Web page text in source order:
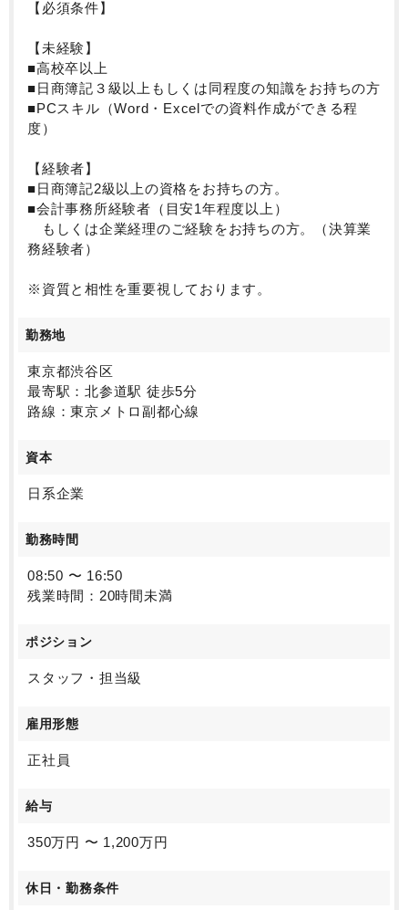
【必須条件】
【未経験】
■高校卒以上
■日商簿記３級以上もしくは同程度の知識をお持ちの方
■PCスキル（Word・Excelでの資料作成ができる程
度）
【経験者】
■日商簿記2級以上の資格をお持ちの方。
■会計事務所経験者（目安1年程度以上）
もしくは企業経理のご経験をお持ちの方。（決算業
務経験者）
※資質と相性を重要視しております。
勤務地
東京都渋谷区
最寄駅：北参道駅 徒歩5分
路線：東京メトロ副都心線
資本
日系企業
勤務時間
08:50 〜 16:50
残業時間：20時間未満
ポジション
スタッフ・担当級
雇用形態
正社員
給与
350万円 〜 1,200万円
休日・勤務条件